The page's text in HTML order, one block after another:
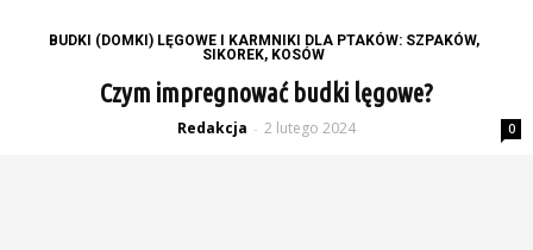
BUDKI (DOMKI) LĘGOWE I KARMNIKI DLA PTAKÓW: SZPAKÓW,
SIKOREK, KOSÓW
Czym impregnować budki lęgowe?
Redakcja - 2 lutego 2024 0